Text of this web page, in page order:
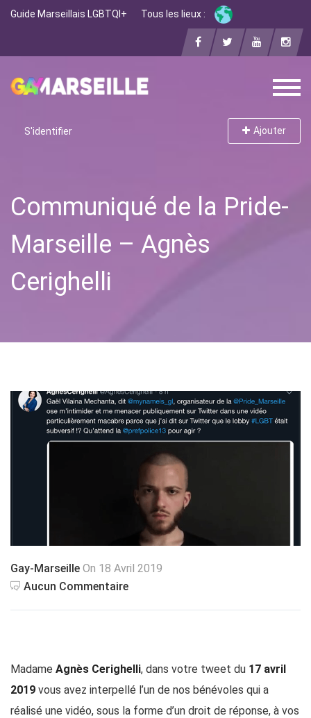
Guide Marseillais LGBTQI+ Tous les lieux :
S'identifier Ajouter
Communiqué de la Pride-
Marseille – Agnès
Cerighelli
Gay-Marseille On 18 Avril 2019
Aucun Commentaire
Madame Agnès Cerighelli, dans votre tweet du 17 avril
2019 vous avez interpellé l’un de nos bénévoles qui a
réalisé une vidéo, sous la forme d’un droit de réponse, à vos